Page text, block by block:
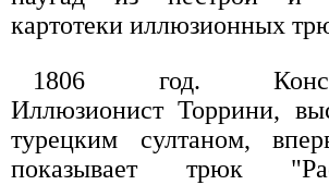
картотеки иллюзионных
1806 год.
Иллюзионист Торрини,
турецким султаном,
показывает трюк